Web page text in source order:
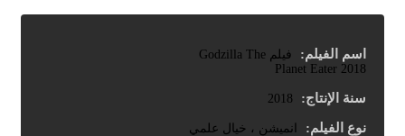
اسم الفيلم:
فيلم Godzilla The
Planet Eater 2018
سنة الإنتاج: 2018
نوع الفيلم: انميشن ، خيال علمي